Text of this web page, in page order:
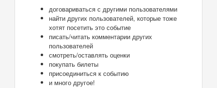
договариваться с другими пользователями
найти других пользователей, которые тоже
хотят посетить это событие
писать/читать комментарии других
пользователей
смотреть/оставлять оценки
покупать билеты
присоединиться к событию
и много другое!